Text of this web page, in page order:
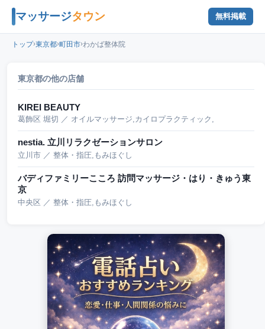
マッサージタウン 無料掲載
トップ›東京都›町田市›わかば整体院
東京都の他の店舗
KIREI BEAUTY
葛飾区 堀切 ／ オイルマッサージ,カイロプラクティック,
nestia. 立川リラクゼーションサロン
立川市 ／ 整体・指圧,もみほぐし
バディファミリーこころ 訪問マッサージ・はり・きゅう東
京
中央区 ／ 整体・指圧,もみほぐし